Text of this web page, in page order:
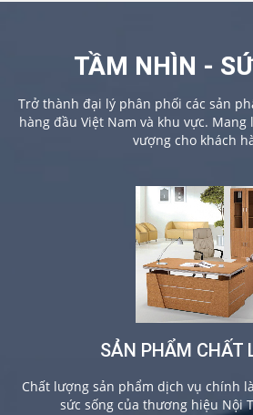
TẦM NHÌN -
Trở thành đại lý phân phối các sản
hàng đầu Việt Nam và khu vực.
vượng cho khách
SẢN PHẨM CHẤT
Chất lượng sản phẩm dịch vụ chính
sức sống của thương hiệu Nội